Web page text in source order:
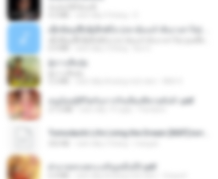
หนูน้อยสู้ชีวิตกับภารกิจเลี้ยงพี่ชายทั้งห้า.pdf
ฝ่าบาททรงพระเจริญหมื่นปี1.pdf